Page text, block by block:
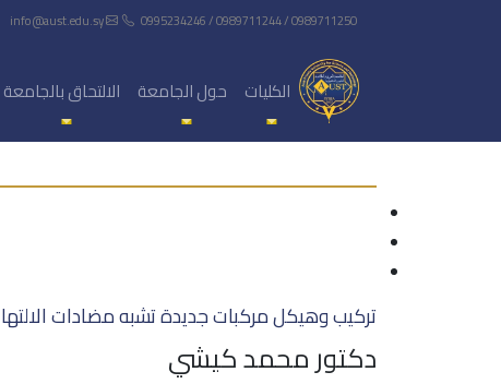
0995234246 / 0989711244 / 0989711250
الكليات حول الجامعة الالتحاق بالجامعة
تركيب وهيكل مركبات جديدة تشبه مضادات
دكتور محمد كيشي